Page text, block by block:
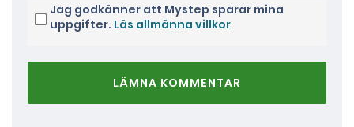
Jag godkänner att Mystep sparar mina
uppgifter. Läs allmänna villkor
LÄMNA KOMMENTAR